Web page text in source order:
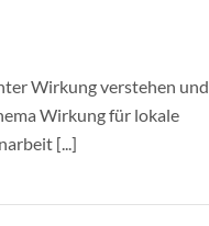
Wirkung verstehen und
Wirkung für lokale
[...]